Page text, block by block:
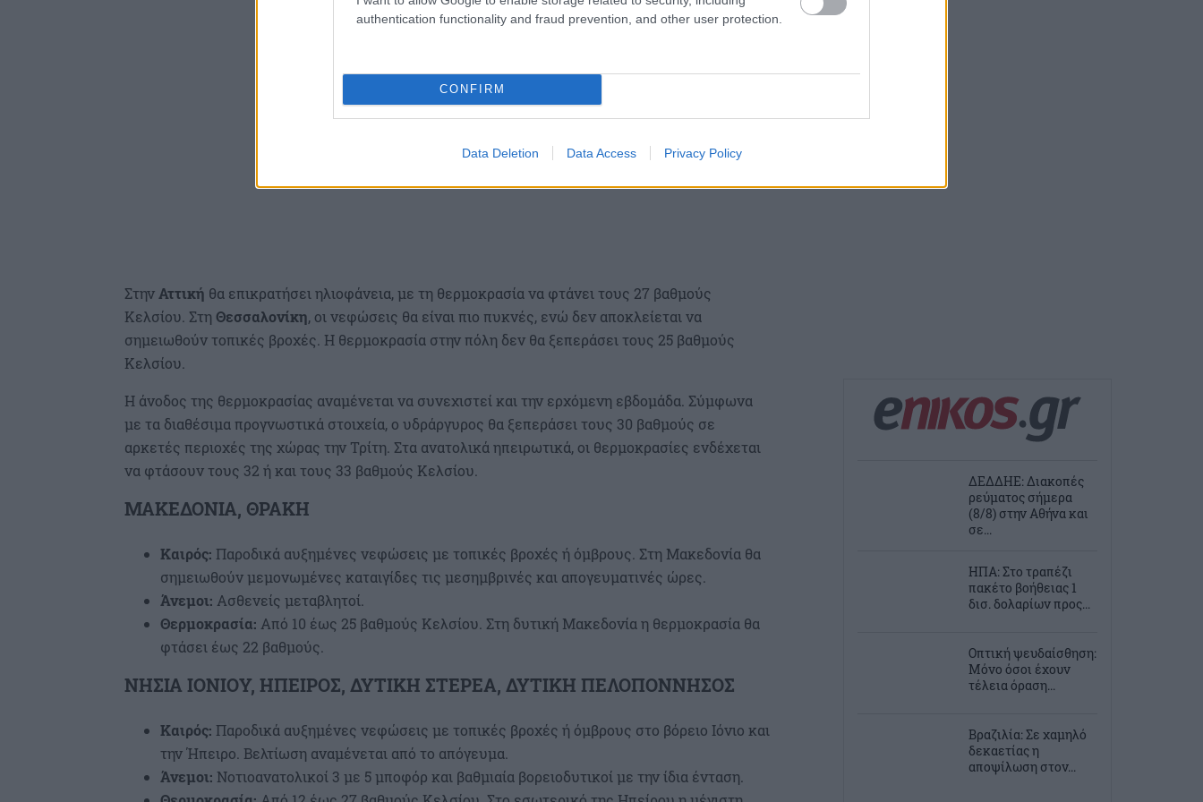
authentication functionality and fraud prevention, and other user protection.
CONFIRM
Data Deletion Data Access Privacy Policy
ΣτηνΑττική θα επικρατήσει ηλιοφάνεια, με τη θερμοκρασία να φτάνει τους 27 βαθμούς
Κελσίου. Στη Θεσσαλονίκη, οι νεφώσεις θα είναι πιο πυκνές, ενώ δεν αποκλείεται να
σημειωθούν τοπικές βροχές. Η θερμοκρασία στην πόλη δεν θα ξεπεράσει τους 25 βαθμούς
Κελσίου.
Η άνοδος της θερμοκρασίας αναμένεται να συνεχιστεί και την ερχόμενη εβδομάδα. Σύμφωνα
με τα διαθέσιμα προγνωστικά στοιχεία, ο υδράργυρος θα ξεπεράσει τους 30 βαθμούς σε
αρκετές περιοχές της χώρας την Τρίτη. Στα ανατολικά ηπειρωτικά, οι θερμοκρασίες ενδέχεται
να φτάσουν τους 32 ή και τους 33 βαθμούς Κελσίου.
ΜΑΚΕΔΟΝΙΑ, ΘΡΑΚΗ
Καιρός: Παροδικά αυξημένες νεφώσεις με τοπικές βροχές ή όμβρους. Στη Μακεδονία θα
σημειωθούν μεμονωμένες καταιγίδες τις μεσημβρινές και απογευματινές ώρες.
Άνεμοι: Ασθενείς μεταβλητοί.
Θερμοκρασία: Από 10 έως 25 βαθμούς Κελσίου. Στη δυτική Μακεδονία η θερμοκρασία θα
φτάσει έως 22 βαθμούς.
ΝΗΣΙΑ ΙΟΝΙΟΥ, ΗΠΕΙΡΟΣ, ΔΥΤΙΚΗ ΣΤΕΡΕΑ, ΔΥΤΙΚΗ ΠΕΛΟΠΟΝΝΗΣΟΣ
Καιρός: Παροδικά αυξημένες νεφώσεις με τοπικές βροχές ή όμβρους στο βόρειο Ιόνιο και
την Ήπειρο. Βελτίωση αναμένεται από το απόγευμα.
Άνεμοι: Νοτιοανατολικοί 3 με 5 μποφόρ και βαθμιαία βορειοδυτικοί με την ίδια ένταση.
ΔΕΔΔΗΕ: Διακοπές
ρεύματος σήμερα
(8/8) στην Αθήνα και
σε...
ΗΠΑ: Στο τραπέζι
πακέτο βοήθειας 1
δισ. δολαρίων προς...
Οπτική ψευδαίσθηση:
Μόνο όσοι έχουν
τέλεια όραση...
Βραζιλία: Σε χαμηλό
δεκαετίας η
αποψίλωση στον...